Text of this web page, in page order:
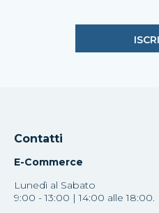
Contatti
E-Commerce
Lunedì al Sabato
9:00 - 13:00 | 14:00 alle 18:00.